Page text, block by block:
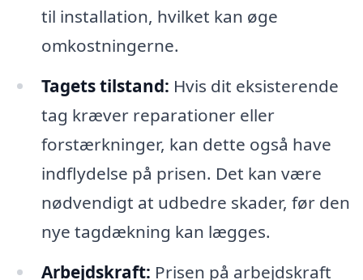
til installation, hvilket kan øge
omkostningerne.
Tagets tilstand: Hvis dit eksisterende
tag kræver reparationer eller
forstærkninger, kan dette også have
indflydelse på prisen. Det kan være
nødvendigt at udbedre skader, før den
nye tagdækning kan lægges.
Arbejdskraft: Prisen på arbejdskraft